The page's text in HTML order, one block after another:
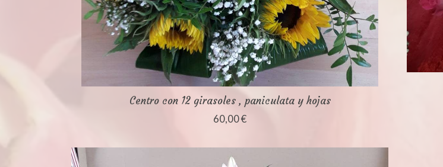
Centro con 12 girasoles , paniculata y hojas
60,00 €